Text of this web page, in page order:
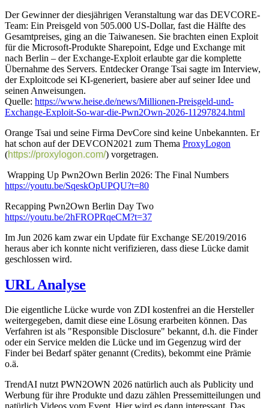
Der Gewinner der diesjährigen Veranstaltung war das DEVCORE-
Team: Ein Preisgeld von 505.000 US-Dollar, fast die Hälfte des
Gesamtpreises, ging an die Taiwanesen. Sie brachten einen Exploit
für die Microsoft-Produkte Sharepoint, Edge und Exchange mit
nach Berlin – der Exchange-Exploit erlaubte gar die komplette
Übernahme des Servers. Entdecker Orange Tsai sagte im Interview,
der Exploitcode sei KI-generiert, basiere aber auf seiner Idee und
seinen Anweisungen.
Quelle: https://www.heise.de/news/Millionen-Preisgeld-und-
Exchange-Exploit-So-war-die-Pwn2Own-2026-11297824.html
Orange Tsai und seine Firma DevCore sind keine Unbekannten. Er
hat schon auf der DEVCON2021 zum Thema ProxyLogon
(https://proxylogon.com/) vorgetragen.
Wrapping Up Pwn2Own Berlin 2026: The Final Numbers
https://youtu.be/SqeskOpUPQU?t=80
Recapping Pwn2Own Berlin Day Two
https://youtu.be/2hFROPRqeCM?t=37
Im Jun 2026 kam zwar ein Update für Exchange SE/2019/2016
heraus aber ich konnte nicht verifizieren, dass diese Lücke damit
geschlossen wird.
URL Analyse
Die eigentliche Lücke wurde von ZDI kostenfrei an die Hersteller
weitergegeben, damit diese eine Lösung erarbeiten können. Das
Verfahren ist als "Responsible Disclosure" bekannt, d.h. die Finder
oder ein Service melden die Lücke und im Gegenzug wird der
Finder bei Bedarf später genannt (Credits), bekommt eine Prämie
o.ä.
TrendAI nutzt PWN2OWN 2026 natürlich auch als Publicity und
Werbung für ihre Produkte und dazu zählen Pressemitteilungen und